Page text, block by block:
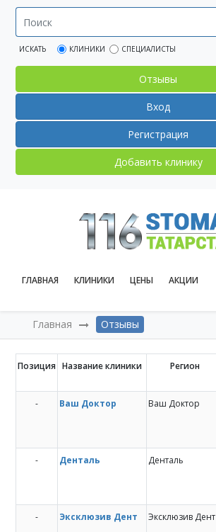
ИСКАТЬ КЛИНИКИ СПЕЦИАЛИСТЫ
Отзывы
Вход
Регистрация
Добавить клинику
ГЛАВНАЯ КЛИНИКИ ЦЕНЫ АКЦИИ
Главная Отзывы
Позиция Название клиники Регион
- Ваш Доктор Ваш Доктор
- Денталь Денталь
- Эксклюзив Дент Эксклюзив Дент